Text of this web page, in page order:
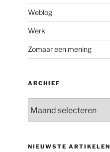
Weblog
Werk
Zomaar een mening
ARCHIEF
NIEUWSTE ARTIKELEN